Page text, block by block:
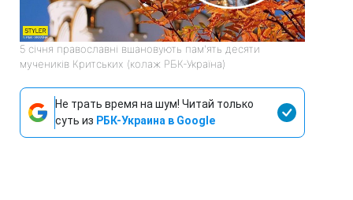
5 січня православні вшановують пам'ять десяти
мучеників Критських (колаж РБК-Україна)
Не трать время на шум! Читай только
суть из РБК-Украина в Google